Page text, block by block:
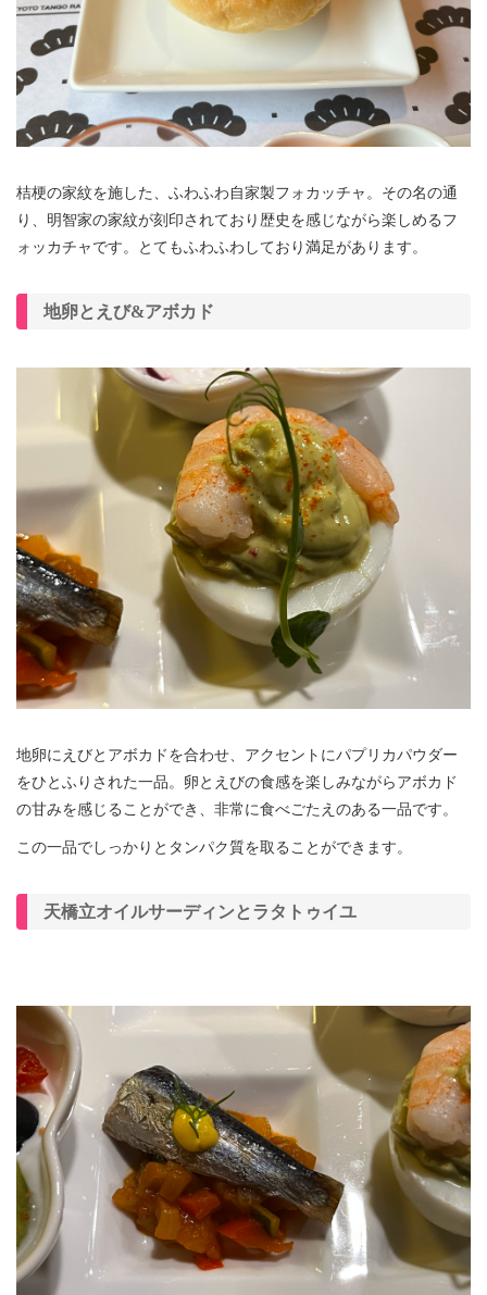
桔梗の家紋を施した、ふわふわ自家製フォカッチャ。その名の通
り、明智家の家紋が刻印されており歴史を感じながら楽しめるフ
ォッカチャです。とてもふわふわしており満足があります。
地卵とえび&アボカド
地卵にえびとアボカドを合わせ、アクセントにパプリカパウダー
をひとふりされた一品。卵とえびの食感を楽しみながらアボカド
の甘みを感じることができ、非常に食べごたえのある一品です。
この一品でしっかりとタンパク質を取ることができます。
天橋立オイルサーディンとラタトゥイユ